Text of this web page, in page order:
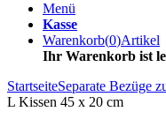
Menü
Kasse
Warenkorb(0)Artikel
Ihr Warenkorb ist
StartseiteSeparate Bezüge
L Kissen 45 x 20 cm